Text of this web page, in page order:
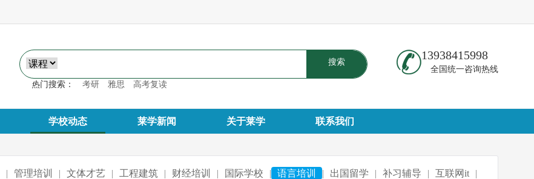
搜索
热门搜索： 考研 雅思 高考复读
13938415998
全国统一咨询热线
学校动态 莱学新闻 关于莱学 联系我们
| 管理培训 | 文体才艺 | 工程建筑 | 财经培训 | 国际学校 | 语言培训 | 出国留学 | 补习辅导 | 互联网it
|